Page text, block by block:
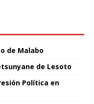
de Malabo
de Lesoto
Política en